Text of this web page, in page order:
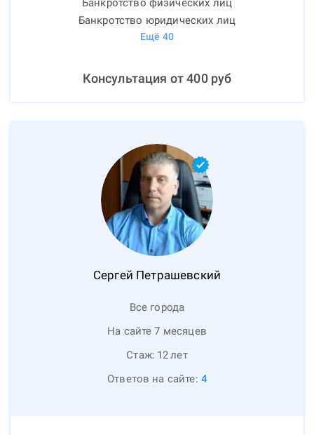
Банкротство физических лиц
Банкротство юридических лиц
Ещё 40
Консультация от400руб
Сергей Петрашевский
Все города
На сайте 7 месяцев
Стаж: 12лет
Ответов на сайте: 4